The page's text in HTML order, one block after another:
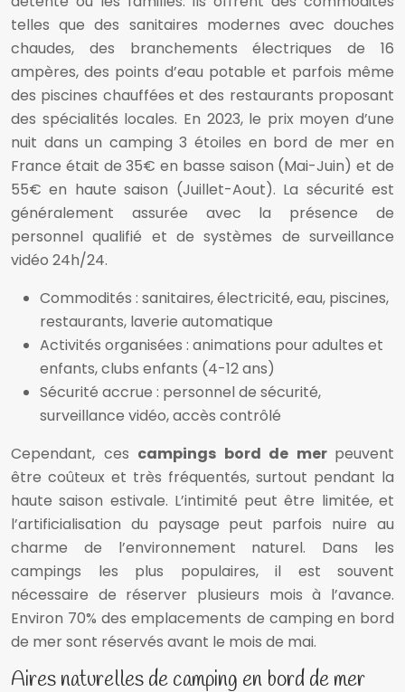
telles que des sanitaires modernes avec douches
chaudes, des branchements électriques de 16
ampères, des points d’eau potable et parfois même
des piscines chauffées et des restaurants proposant
des spécialités locales. En 2023, le prix moyen d’une
nuit dans un camping 3 étoiles en bord de mer en
France était de 35€ en basse saison (Mai-Juin) et de
55€ en haute saison (Juillet-Aout). La sécurité est
généralement assurée avec la présence de
personnel qualifié et de systèmes de surveillance
vidéo 24h/24.
Commodités : sanitaires, électricité, eau, piscines,
restaurants, laverie automatique
Activités organisées : animations pour adultes et
enfants, clubs enfants (4-12 ans)
Sécurité accrue : personnel de sécurité,
surveillance vidéo, accès contrôlé
Cependant, ces campings bord de mer peuvent
être coûteux et très fréquentés, surtout pendant la
haute saison estivale. L’intimité peut être limitée, et
l’artificialisation du paysage peut parfois nuire au
charme de l’environnement naturel. Dans les
campings les plus populaires, il est souvent
nécessaire de réserver plusieurs mois à l’avance.
Environ 70% des emplacements de camping en bord
de mer sont réservés avant le mois de mai.
Aires naturelles de camping en bord de mer